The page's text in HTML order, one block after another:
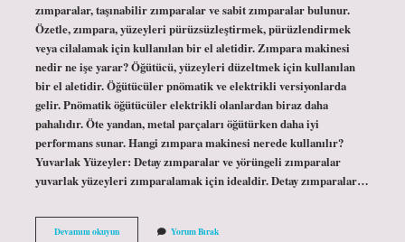
zımparalar, taşınabilir zımparalar ve sabit zımparalar bulunur.
Özetle, zımpara, yüzeyleri pürüzsüzleştirmek, pürüzlendirmek
veya cilalamak için kullanılan bir el aletidir. Zımpara makinesi
nedir ne işe yarar? Öğütücü, yüzeyleri düzeltmek için kullanılan
bir el aletidir. Öğütücüler pnömatik ve elektrikli versiyonlarda
gelir. Pnömatik öğütücüler elektrikli olanlardan biraz daha
pahalıdır. Öte yandan, metal parçaları öğütürken daha iyi
performans sunar. Hangi zımpara makinesi nerede kullanılır?
Yuvarlak Yüzeyler: Detay zımparalar ve yörüngeli zımparalar
yuvarlak yüzeyleri zımparalamak için idealdir. Detay zımparalar…
Devamını okuyunOrbital
Yorum Bırak